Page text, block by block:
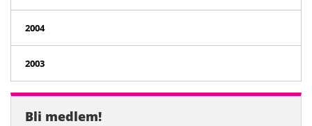
2004
2003
Bli medlem!